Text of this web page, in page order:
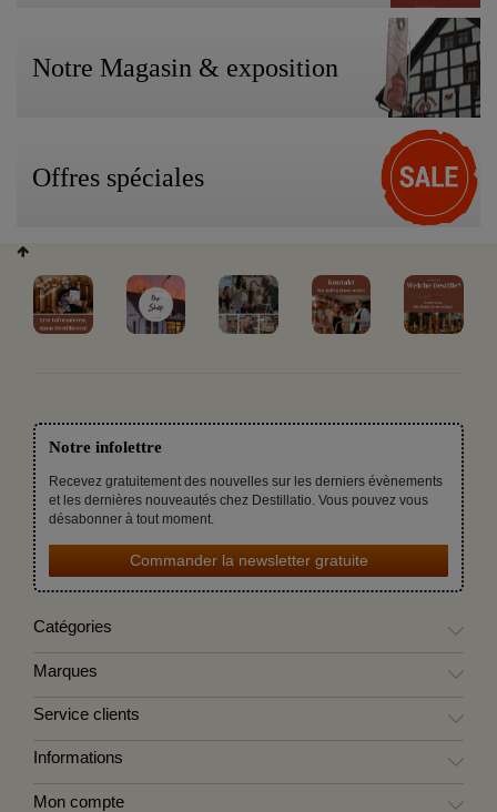
Notre Magasin & exposition
Offres spéciales
Notre infolettre
Recevez gratuitement des nouvelles sur les derniers évènements
et les dernières nouveautés chez Destillatio. Vous pouvez vous
désabonner à tout moment.
Commander la newsletter gratuite
Catégories
Marques
Service clients
Informations
Mon compte